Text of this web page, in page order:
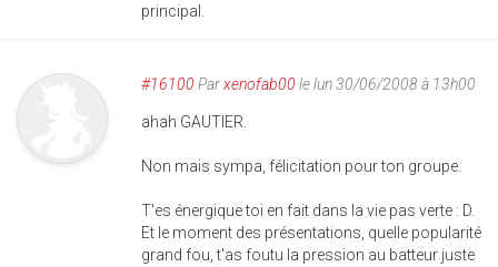
principal.
#16100 Parxenofab00 le lun 30/06/2008 à 13h00
ahah GAUTIER.
Non mais sympa, félicitation pour ton groupe.
T'es énergique toi en fait dans la vie pas verte : D.
Et le moment des présentations, quelle popularité
grand fou, t'as foutu la pression au batteur juste